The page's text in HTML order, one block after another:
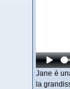
Jane è
la